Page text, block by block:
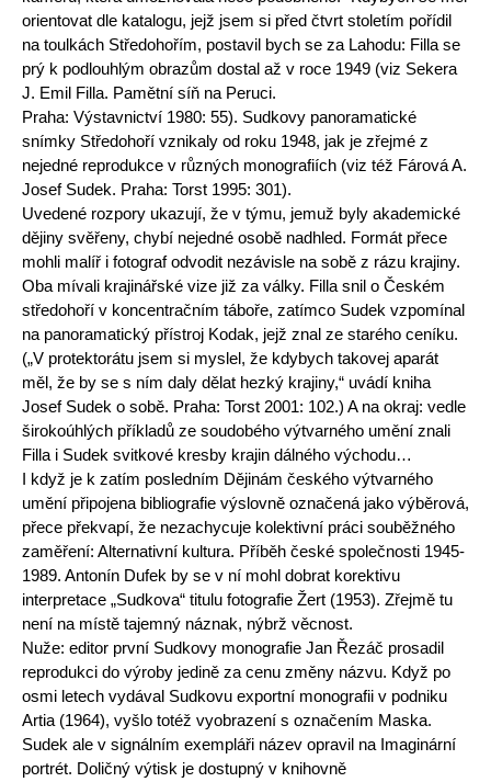
orientovat dle katalogu, jejž jsem si před čtvrt stoletím pořídil
na toulkách Středohořím, postavil bych se za Lahodu: Filla se
prý k podlouhlým obrazům dostal až v roce 1949 (viz Sekera
J. Emil Filla. Pamětní síň na Peruci.
Praha: Výstavnictví 1980: 55). Sudkovy panoramatické
snímky Středohoří vznikaly od roku 1948, jak je zřejmé z
nejedné reprodukce v různých monografiích (viz též Fárová A.
Josef Sudek. Praha: Torst 1995: 301).
Uvedené rozpory ukazují, že v týmu, jemuž byly akademické
dějiny svěřeny, chybí nejedné osobě nadhled. Formát přece
mohli malíř i fotograf odvodit nezávisle na sobě z rázu krajiny.
Oba mívali krajinářské vize již za války. Filla snil o Českém
středohoří v koncentračním táboře, zatímco Sudek vzpomínal
na panoramatický přístroj Kodak, jejž znal ze starého ceníku.
(„V protektorátu jsem si myslel, že kdybych takovej aparát
měl, že by se s ním daly dělat hezký krajiny,“ uvádí kniha
Josef Sudek o sobě. Praha: Torst 2001: 102.) A na okraj: vedle
širokoúhlých příkladů ze soudobého výtvarného umění znali
Filla i Sudek svitkové kresby krajin dálného východu…
I když je k zatím posledním Dějinám českého výtvarného
umění připojena bibliografie výslovně označená jako výběrová,
přece překvapí, že nezachycuje kolektivní práci souběžného
zaměření: Alternativní kultura. Příběh české společnosti 1945-
1989. Antonín Dufek by se v ní mohl dobrat korektivu
interpretace „Sudkova“ titulu fotografie Žert (1953). Zřejmě tu
není na místě tajemný náznak, nýbrž věcnost.
Nuže: editor první Sudkovy monografie Jan Řezáč prosadil
reprodukci do výroby jedině za cenu změny názvu. Když po
osmi letech vydával Sudkovu exportní monografii v podniku
Artia (1964), vyšlo totéž vyobrazení s označením Maska.
Sudek ale v signálním exempláři název opravil na Imaginární
portrét. Doličný výtisk je dostupný v knihovně